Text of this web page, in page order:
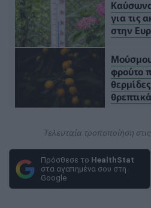
για τις
στην
φρούτο
Τελευταία τροποποίηση
Πρόσθεσε το HealthStat
στα αγαπημένα σου στη
Google